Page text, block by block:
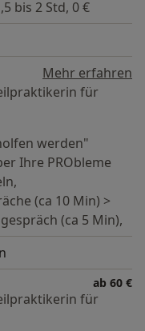
oder
mit ihrem
Behandler.
aber
Grund vorliegt,
Abklärung.
es sich um
schätzen, dass
hat und es
geht mit
einher, so
ist. Es gibt im
bis 2 Std, 0 €
Mehr erfahren
für
werden"
Ihre PRObleme
(ca 10 Min) >
(ca 5 Min),
ab 60 €
für